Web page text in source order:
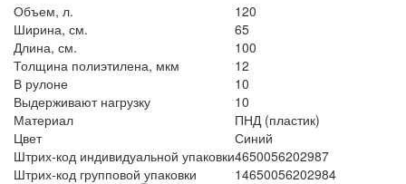
Объем, л.
120
Ширина, см.
65
Длина, см.
100
Толщина полиэтилена, мкм
12
В рулоне
10
Выдерживают нагрузку
10
Материал
ПНД (пластик)
Цвет
Синий
Штрих-код индивидуальной упаковки4650056202987
Штрих-код групповой упаковки
14650056202984